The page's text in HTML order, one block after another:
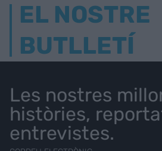
EL NOSTRE
BUTLLETÍ
Les nostres
històries,
entrevistes.